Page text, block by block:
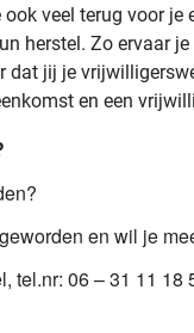
veel terug voor
herstel. Zo ervaar
dat jij je
en een
en wil je
tel.nr: 06 – 31 11 18